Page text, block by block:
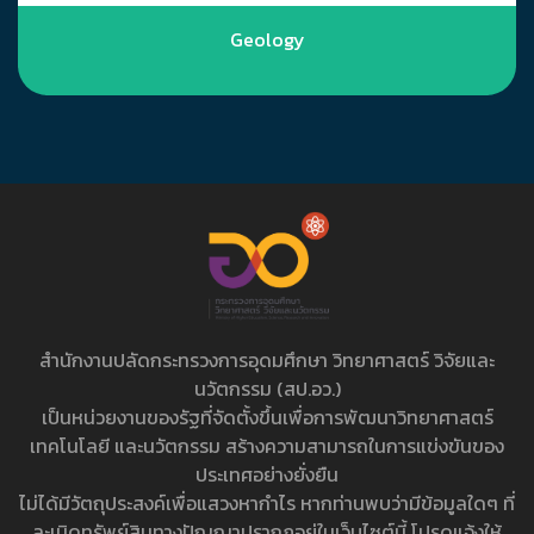
Geology
สำนักงานปลัดกระทรวงการอุดมศึกษา วิทยาศาสตร์ วิจัยและ
นวัตกรรม (สป.อว.)
เป็นหน่วยงานของรัฐที่จัดตั้งขึ้นเพื่อการพัฒนาวิทยาศาสตร์
เทคโนโลยี และนวัตกรรม สร้างความสามารถในการแข่งขันของ
ประเทศอย่างยั่งยืน
ไม่ได้มีวัตถุประสงค์เพื่อแสวงหากำไร หากท่านพบว่ามีข้อมูลใดๆ ที่